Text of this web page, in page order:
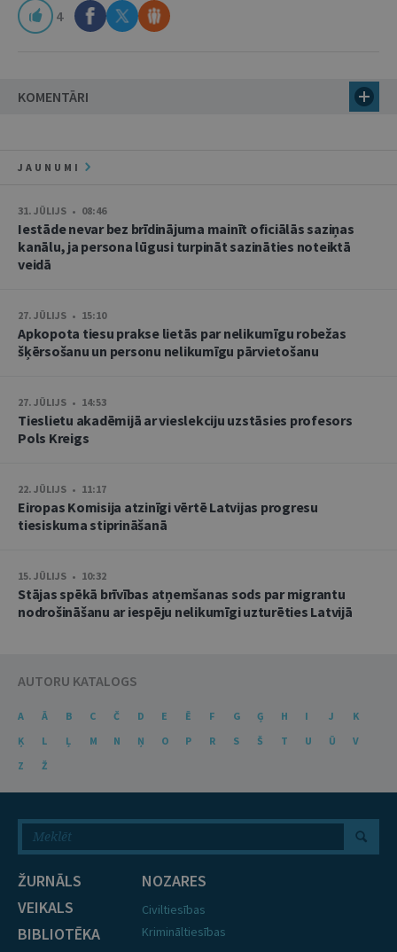
4
KOMENTĀRI
JAUNUMI
31. JŪLIJS • 08:46
Iestāde nevar bez brīdinājuma mainīt oficiālās saziņas
kanālu, ja persona lūgusi turpināt sazināties noteiktā
veidā
27. JŪLIJS • 15:10
Apkopota tiesu prakse lietās par nelikumīgu robežas
šķērsošanu un personu nelikumīgu pārvietošanu
27. JŪLIJS • 14:53
Tieslietu akadēmijā ar vieslekciju uzstāsies profesors
Pols Kreigs
22. JŪLIJS • 11:17
Eiropas Komisija atzinīgi vērtē Latvijas progresu
tiesiskuma stiprināšanā
15. JŪLIJS • 10:32
Stājas spēkā brīvības atņemšanas sods par migrantu
nodrošināšanu ar iespēju nelikumīgi uzturēties Latvijā
AUTORU KATALOGS
A Ā B C Č D E Ē F G Ģ H I J
K
Ķ
L Ļ M N Ņ O P R S Š T U Ū
V
Z
Ž
ŽURNĀLS
VEIKALS
BIBLIOTĒKA
NOZARES
Civiltiesības
Krimināltiesības